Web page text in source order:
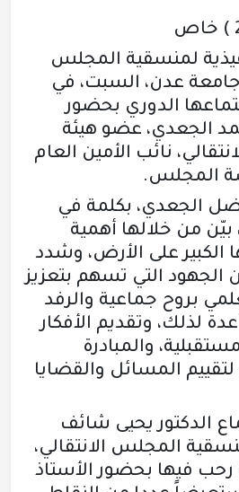
لمنسقية المجلس
جامعة عدن، السبت، في
الدوري بحضور
الجعدي، عضو هيئة
نائب الأمين العام
المجلس.
الجعدي، بكلمة في
من خلالها أهمية
الكبير على الأرض، وشدد
الجهود التي تسهم بتعزيز
بروح جماعية والرفد
لذلك، وتقديم الأفكار
والمبادرة
المسائل والقضايا
الدكتور يحيى شائف
المجلس الانتقالي،
فيها بحضور الأستاذ